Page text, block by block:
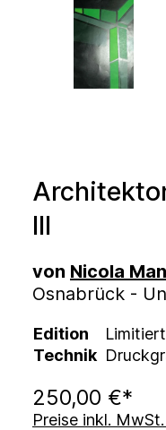
III
von Nicola
Osnabrück -
Edition
Technik
250,00 €*
Preise inkl.